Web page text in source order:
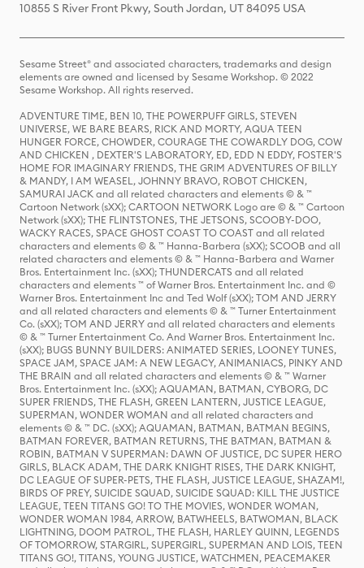
10855 S River Front Pkwy, South Jordan, UT 84095 USA
Sesame Street® and associated characters, trademarks and design
elements are owned and licensed by Sesame Workshop. © 2022
Sesame Workshop. All rights reserved.
ADVENTURE TIME, BEN 10, THE POWERPUFF GIRLS, STEVEN
UNIVERSE, WE BARE BEARS, RICK AND MORTY, AQUA TEEN
HUNGER FORCE, CHOWDER, COURAGE THE COWARDLY DOG, COW
AND CHICKEN , DEXTER'S LABORATORY, ED, EDD N EDDY, FOSTER'S
HOME FOR IMAGINARY FRIENDS, THE GRIM ADVENTURES OF BILLY
& MANDY, I AM WEASEL, JOHNNY BRAVO, ROBOT CHICKEN,
SAMURAI JACK and all related characters and elements © & ™
Cartoon Network (sXX); CARTOON NETWORK Logo are © & ™ Cartoon
Network (sXX); THE FLINTSTONES, THE JETSONS, SCOOBY-DOO,
WACKY RACES, SPACE GHOST COAST TO COAST and all related
characters and elements © & ™ Hanna-Barbera (sXX); SCOOB and all
related characters and elements © & ™ Hanna-Barbera and Warner
Bros. Entertainment Inc. (sXX); THUNDERCATS and all related
characters and elements ™ of Warner Bros. Entertainment Inc. and ©
Warner Bros. Entertainment Inc and Ted Wolf (sXX); TOM AND JERRY
and all related characters and elements © & ™ Turner Entertainment
Co. (sXX); TOM AND JERRY and all related characters and elements
© & ™ Turner Entertainment Co. And Warner Bros. Entertainment Inc.
(sXX); BUGS BUNNY BUILDERS: ANIMATED SERIES, LOONEY TUNES,
SPACE JAM, SPACE JAM: A NEW LEGACY, ANIMANIACS, PINKY AND
THE BRAIN and all related characters and elements © & ™ Warner
Bros. Entertainment Inc. (sXX); AQUAMAN, BATMAN, CYBORG, DC
SUPER FRIENDS, THE FLASH, GREEN LANTERN, JUSTICE LEAGUE,
SUPERMAN, WONDER WOMAN and all related characters and
elements © & ™ DC. (sXX); AQUAMAN, BATMAN, BATMAN BEGINS,
BATMAN FOREVER, BATMAN RETURNS, THE BATMAN, BATMAN &
ROBIN, BATMAN V SUPERMAN: DAWN OF JUSTICE, DC SUPER HERO
GIRLS, BLACK ADAM, THE DARK KNIGHT RISES, THE DARK KNIGHT,
DC LEAGUE OF SUPER-PETS, THE FLASH, JUSTICE LEAGUE, SHAZAM!,
BIRDS OF PREY, SUICIDE SQUAD, SUICIDE SQUAD: KILL THE JUSTICE
LEAGUE, TEEN TITANS GO! TO THE MOVIES, WONDER WOMAN,
WONDER WOMAN 1984, ARROW, BATWHEELS, BATWOMAN, BLACK
LIGHTNING, DOOM PATROL, THE FLASH, HARLEY QUINN, LEGENDS
OF TOMORROW, STARGIRL, SUPERGIRL, SUPERMAN AND LOIS, TEEN
TITANS GO!, TITANS, YOUNG JUSTICE, WATCHMEN, PEACEMAKER